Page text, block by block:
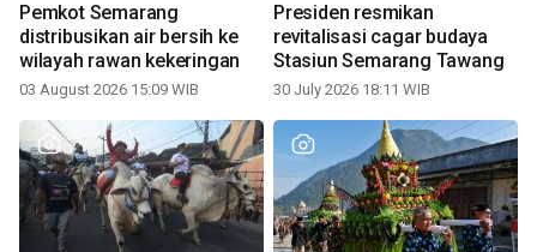
Pemkot Semarang
distribusikan air bersih ke
wilayah rawan kekeringan
03 August 2026 15:09 WIB
Presiden resmikan
revitalisasi cagar budaya
Stasiun Semarang Tawang
30 July 2026 18:11 WIB